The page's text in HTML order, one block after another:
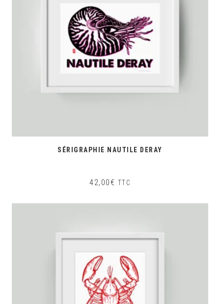
SÉRIGRAPHIE NAUTILE DERAY
42,00€ TTC